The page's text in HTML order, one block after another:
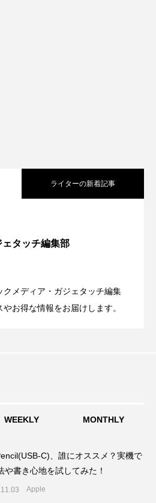
ライターの新着記事
ェタッチ編集部
クメディア・ガジェタッチ編集
お得な情報をお届けします。
いた理由、担当者も答えられな
Insight：AFEELA開発中止で見
WEEKLY MONTHLY
C)、誰にオススメ？実機で
や書き心地を試してみた！
Apple